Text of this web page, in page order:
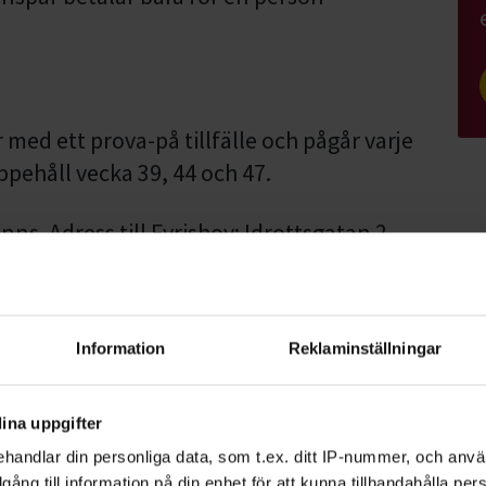
Information Reklaminställningar
uppgifter
din personliga data, som t.ex. ditt IP-nummer, och
ett prova-på tillfälle och pågår varje
vecka 39, 44 och 47.
Adress till Fyrishov: Idrottsgatan 2,
grund av lokalens storlek, så det är
Studiefrämjandet.
Observera att det är tiderna nedan som